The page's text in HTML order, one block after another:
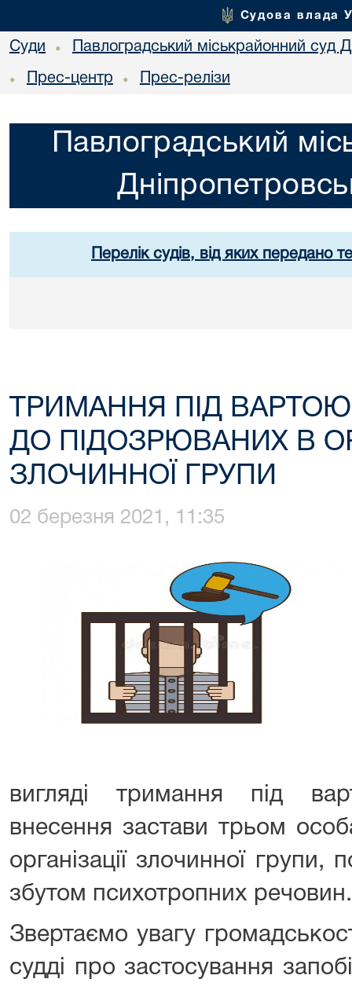
Судова влада
Суди • Павлоградський міськрайонний суд
• Прес-центр • Прес-релізи
Павлоградський
Перелік судів, від яких передано
ТРИМАННЯ ПІД
ДО ПІДОЗРЮВАНИХ В
ЗЛОЧИННОЇ ГРУПИ
02 березня 2021, 11:35
вигляді тримання під
внесення застави трьом
організації злочинної групи,
збутом психотропних речовин.
Звертаємо увагу
судді про застосування